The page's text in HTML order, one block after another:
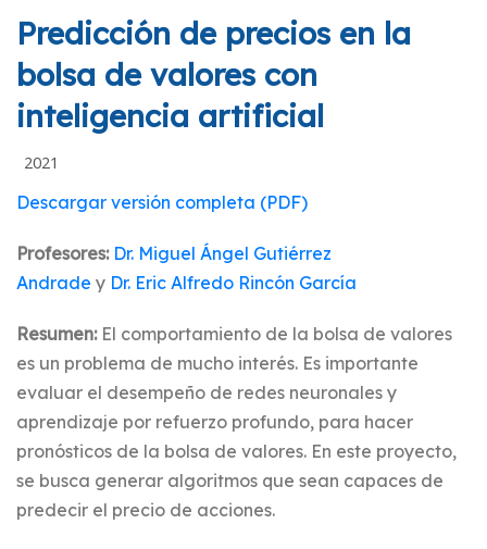
Predicción de precios en la
bolsa de valores con
inteligencia artificial
2021
Descargar versión completa (PDF)
Profesores: Dr. Miguel Ángel Gutiérrez
Andrade y Dr. Eric Alfredo Rincón Garcí­a
Resumen: El comportamiento de la bolsa de valores
es un problema de mucho interés. Es importante
evaluar el desempeño de redes neuronales y
aprendizaje por refuerzo profundo, para hacer
pronósticos de la bolsa de valores. En este proyecto,
se busca generar algoritmos que sean capaces de
predecir el precio de acciones.